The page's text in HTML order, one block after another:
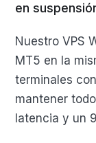
en
Nuestro VPS
MT5 en la
terminales
mantener
latencia y un